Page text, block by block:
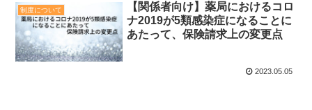
制度について
【関係者向け】薬局におけるコロ
ナ2019が5類感染症になることに
あたって、保険請求上の変更点
2023.05.05